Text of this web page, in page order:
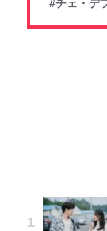
#チェ・デ